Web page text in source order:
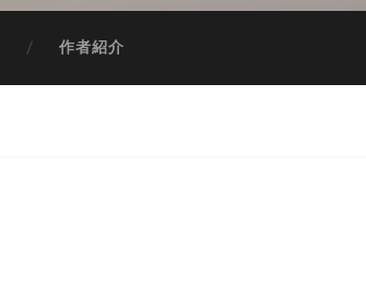
作者紹介